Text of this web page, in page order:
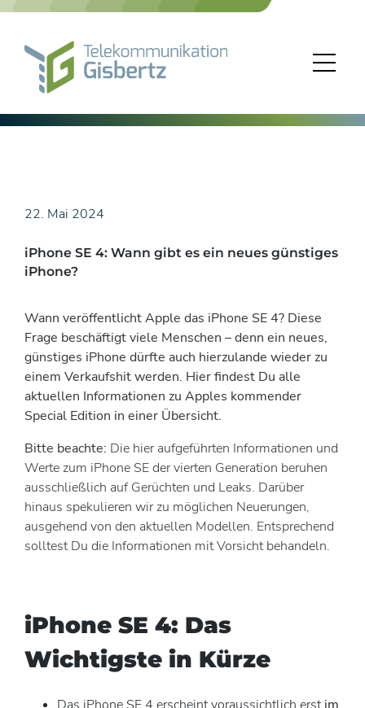
Skip
22. Mai 2024
iPhone SE 4: Wann gibt es ein neues günstiges
iPhone?
Wann veröffentlicht Apple das iPhone SE 4? Diese
Frage beschäftigt viele Menschen – denn ein neues,
günstiges iPhone dürfte auch hierzulande wieder zu
einem Verkaufshit werden. Hier findest Du alle
aktuellen Informationen zu Apples kommender
Special Edition in einer Übersicht.
Bitte beachte: Die hier aufgeführten Informationen und
Werte zum iPhone SE der vierten Generation beruhen
ausschließlich auf Gerüchten und Leaks. Darüber
hinaus spekulieren wir zu möglichen Neuerungen,
ausgehend von den aktuellen Modellen. Entsprechend
solltest Du die Informationen mit Vorsicht behandeln.
iPhone SE 4: Das
Wichtigste in Kürze